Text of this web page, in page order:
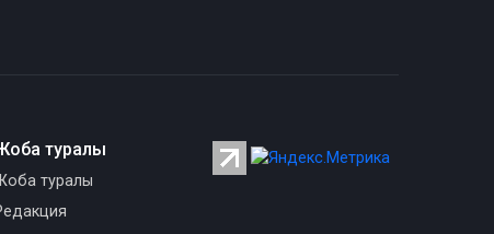
туралы
туралы